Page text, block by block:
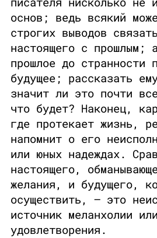
основ; ведь всякий
строгих выводов
настоящего с прошлым;
прошлое до странности
будущее; рассказать
значит ли это почти
что будет? Наконец,
где протекает жизнь,
напомнит о его
или юных надеждах.
настоящего,
желания, и будущего,
осуществить, — это
источник меланхолии
удовлетворения.